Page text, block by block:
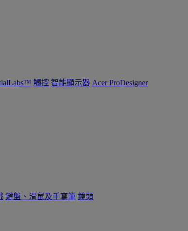
觸控 智能顯示器 Acer ProDesigner
鍵盤、滑鼠及手寫筆 鏡頭